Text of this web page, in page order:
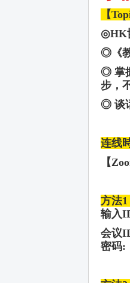
【
◎HK
◎《
◎ 掌
步，
◎ 谈
连线
【
方法1
输入
会议
密码: